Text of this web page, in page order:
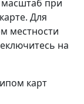
при
Для
местности
на
карт